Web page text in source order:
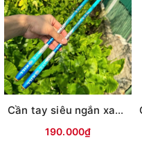
Cần tay siêu ngắn xanh trắng KILL,YUZUN(thu 45cm)
190.000₫